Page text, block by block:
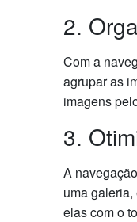
2.
Com a
agrupar as
imagens
3.
A
uma
elas com o